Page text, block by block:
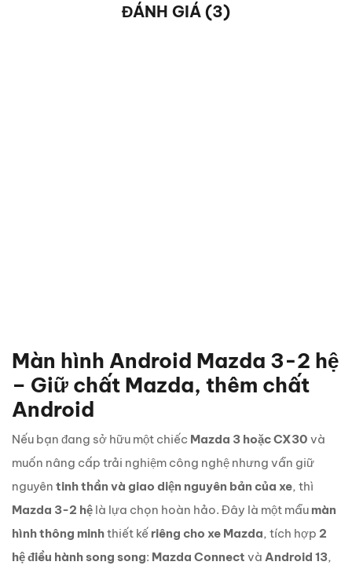
ĐÁNH GIÁ (3)
Màn hình Android Mazda 3-2 hệ
– Giữ chất Mazda, thêm chất
Android
Nếu bạn đang sở hữu một chiếc Mazda 3 hoặc CX30 và
muốn nâng cấp trải nghiệm công nghệ nhưng vẫn giữ
nguyên tinh thần và giao diện nguyên bản của xe, thì
Mazda 3-2 hệ là lựa chọn hoàn hảo. Đây là một mẫu màn
hình thông minhthiết kế riêng cho xe Mazda, tích hợp 2
hệ điều hành song song: Mazda Connect và Android 13,